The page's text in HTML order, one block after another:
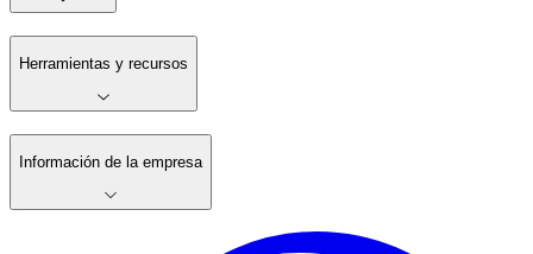
Herramientas y recursos
Información de la empresa